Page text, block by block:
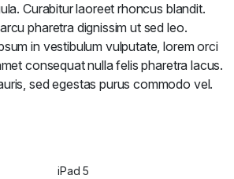
Curabitur laoreet rhoncus blandit.
pharetra dignissim ut sed leo.
in vestibulum vulputate, lorem orci
consequat nulla felis pharetra lacus.
sed egestas purus commodo vel.
iPad 5